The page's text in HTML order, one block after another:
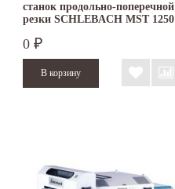
станок продольно-поперечной
резки SCHLEBACH MST 1250
0 ₽